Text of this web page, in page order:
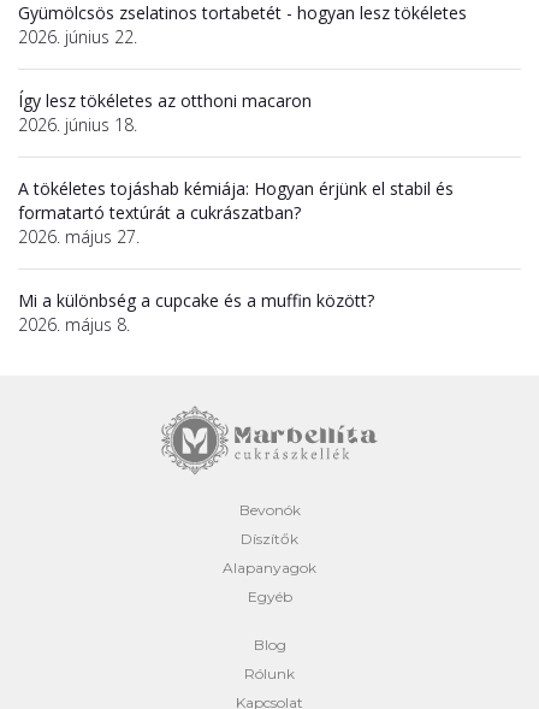
Gyümölcsös zselatinos tortabetét - hogyan lesz tökéletes
2026. június 22.
Így lesz tökéletes az otthoni macaron
2026. június 18.
A tökéletes tojáshab kémiája: Hogyan érjünk el stabil és
formatartó textúrát a cukrászatban?
2026. május 27.
Mi a különbség a cupcake és a muffin között?
2026. május 8.
Bevonók
Díszítők
Alapanyagok
Egyéb
Blog
Rólunk
Kapcsolat